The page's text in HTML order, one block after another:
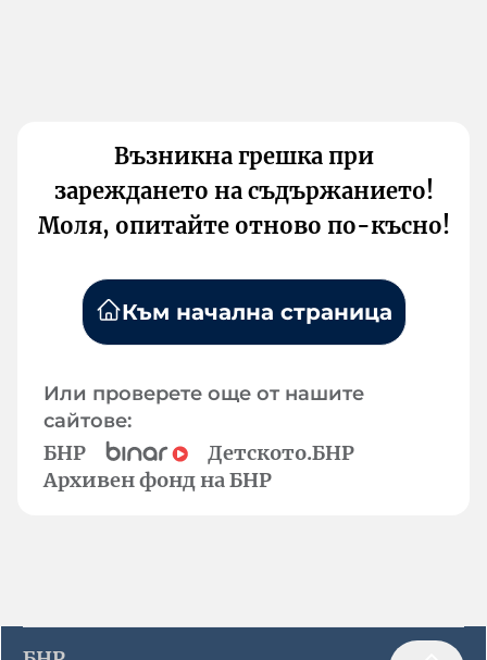
Възникна грешка при
зареждането на съдържанието!
Моля, опитайте отново по-късно!
Към начална страница
Или проверете още от нашите
сайтове:
БНР
Детското.БНР
Архивен фонд на БНР